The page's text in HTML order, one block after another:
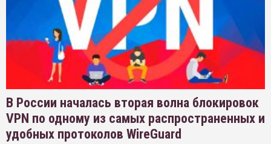
В России началась вторая волна блокировок
VPN по одному из самых распространенных и
удобных протоколов WireGuard